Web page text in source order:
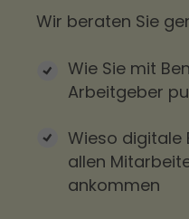
Wir beraten Sie
Wie Sie mit
Arbeitgeber
Wieso digitale
allen
ankommen